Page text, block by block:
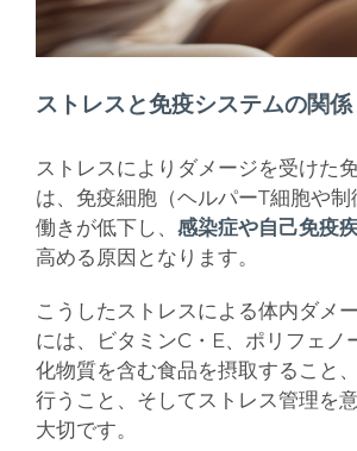
ストレスと免疫システムの関係
ストレスによりダメージを受けた
は、免疫細胞（ヘルパーT細胞や
働きが低下し、 感染症や自己免疫
高める原因となります。
こうしたストレスによる体内ダメ
には、ビタミンC・E、ポリフェノ
化物質を含む食品を摂取すること
行うこと、そしてストレス管理を
大切です。